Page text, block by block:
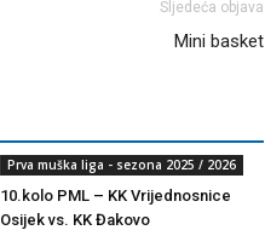
Sljedeća objava
Mini basket
Prva muška liga - sezona 2025 / 2026
10.kolo PML – KK Vrijednosnice
Osijek vs. KK Đakovo